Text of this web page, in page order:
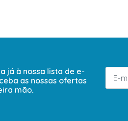
já à nossa lista de e-
as nossas ofertas
mão.